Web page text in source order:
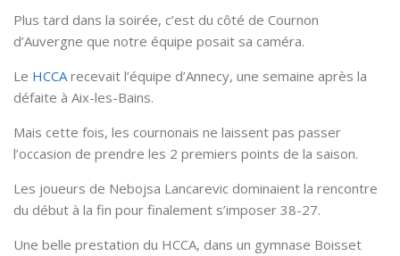
Plus tard dans la soirée, c’est du côté de Cournon
d’Auvergne que notre équipe posait sa caméra.
Le HCCArecevait l’équipe d’Annecy, une semaine après la
défaite à Aix-les-Bains.
Mais cette fois, les cournonais ne laissent pas passer
l’occasion de prendre les 2 premiers points de la saison.
Les joueurs de Nebojsa Lancarevic dominaient la rencontre
du début à la fin pour finalement s’imposer 38-27.
Une belle prestation du HCCA, dans un gymnase Boisset